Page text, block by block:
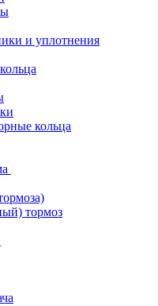
и уплотнения
кольца
тормоз